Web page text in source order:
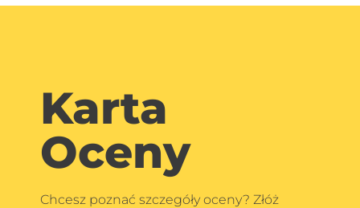
Karta
Oceny
Chcesz poznać szczegóły oceny? Złóż